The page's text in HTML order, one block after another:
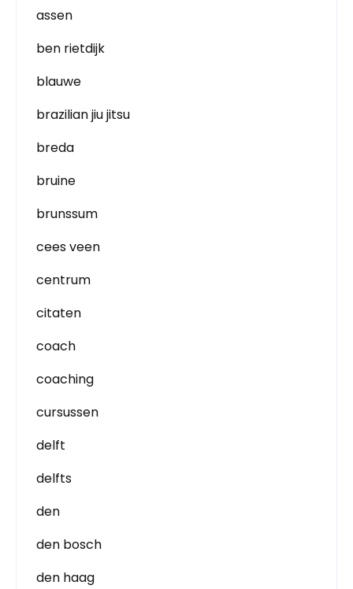
assen
ben rietdijk
blauwe
brazilian jiu jitsu
breda
bruine
brunssum
cees veen
centrum
citaten
coach
coaching
cursussen
delft
delfts
den
den bosch
den haag